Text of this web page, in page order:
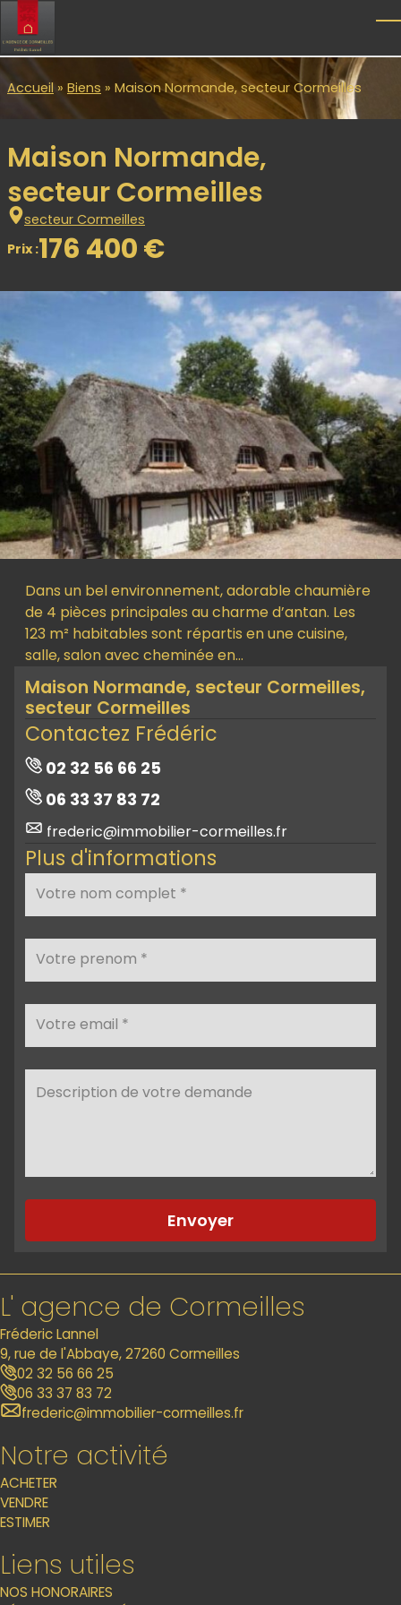
Skip to main content
Accueil » Biens » Maison Normande, secteur Cormeilles
Maison Normande,
secteur Cormeilles
secteur Cormeilles
Prix :176 400 €
Dans un bel environnement, adorable chaumière
de 4 pièces principales au charme d’antan. Les
123 m² habitables sont répartis en une cuisine,
salle, salon avec cheminée en…
Maison Normande, secteur Cormeilles,
secteur Cormeilles
Contactez Frédéric
02 32 56 66 25
06 33 37 83 72
frederic@immobilier-cormeilles.fr
Plus d'informations
Envoyer
L' agence de Cormeilles
Fréderic Lannel
9, rue de l'Abbaye, 27260 Cormeilles
02 32 56 66 25
06 33 37 83 72
frederic@immobilier-cormeilles.fr
Notre activité
ACHETER
VENDRE
ESTIMER
Liens utiles
NOS HONORAIRES